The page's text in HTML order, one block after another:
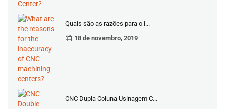
Quais são as razões para o i...
18 de novembro, 2019
CNC Dupla Coluna Usinagem C...